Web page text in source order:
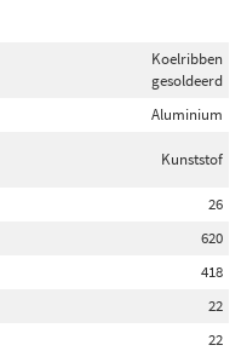
Koelribben
gesoldeerd
Aluminium
Kunststof
26
620
418
22
22